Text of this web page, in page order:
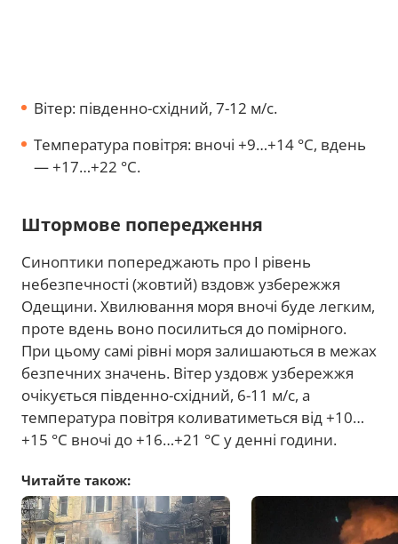
Вітер: південно-східний, 7-12 м/с.
Температура повітря: вночі +9…+14 °C, вдень
— +17…+22 °C.
Штормове попередження
Синоптики попереджають про І рівень
небезпечності (жовтий) вздовж узбережжя
Одещини. Хвилювання моря вночі буде легким,
проте вдень воно посилиться до помірного.
При цьому самі рівні моря залишаються в межах
безпечних значень. Вітер уздовж узбережжя
очікується південно-східний, 6-11 м/с, а
температура повітря коливатиметься від +10…
+15 °C вночі до +16…+21 °C у денні години.
Читайте також: